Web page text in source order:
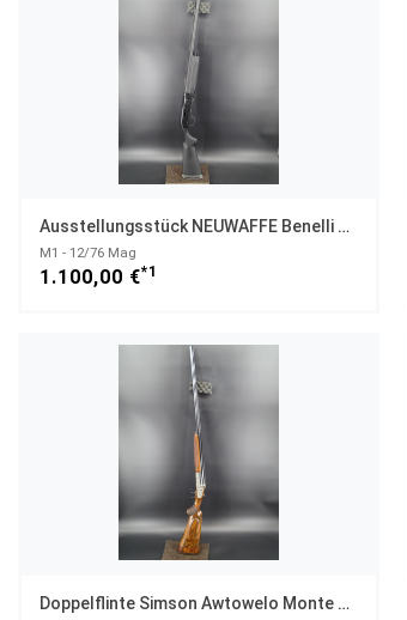
Ausstellungsstück NEUWAFFE Benelli M1 Kaliber 12/76 UNGESCHOSSEN
M1 - 12/76 Mag
1.100,00 €*1
Doppelflinte Simson Awtowelo Monte Carlo Kaliber 12/70